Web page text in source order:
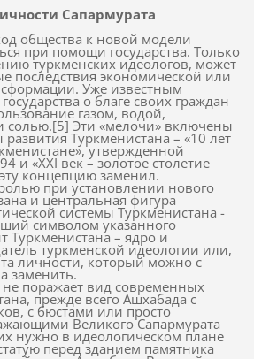
Сапармурата
общества к новой модели
при помощи государства. Только
туркменских идеологов, может
последствия экономической или
Уже известным
о благе своих граждан
газом, водой,
солью.[5] Эти «мелочи» включены
Туркменистана – «10 лет
утвержденной
и «XXI век – золотое столетие
концепцию заменил.
при установлении нового
и центральная фигура
системы Туркменистана -
символом указанного
Туркменистана – ядро и
туркменской идеологии или,
личности, который можно с
заменить.
не поражает вид современных
прежде всего Ашхабада с
с бюстами или просто
Великого Сапармурата
нужно в идеологическом плане
перед зданием памятника